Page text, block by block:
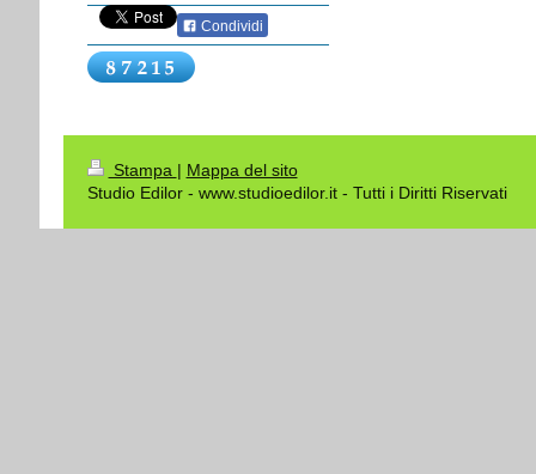
Condividi
Stampa | Mappa del sito
Studio Edilor - www.studioedilor.it - Tutti i Diritti Riservati